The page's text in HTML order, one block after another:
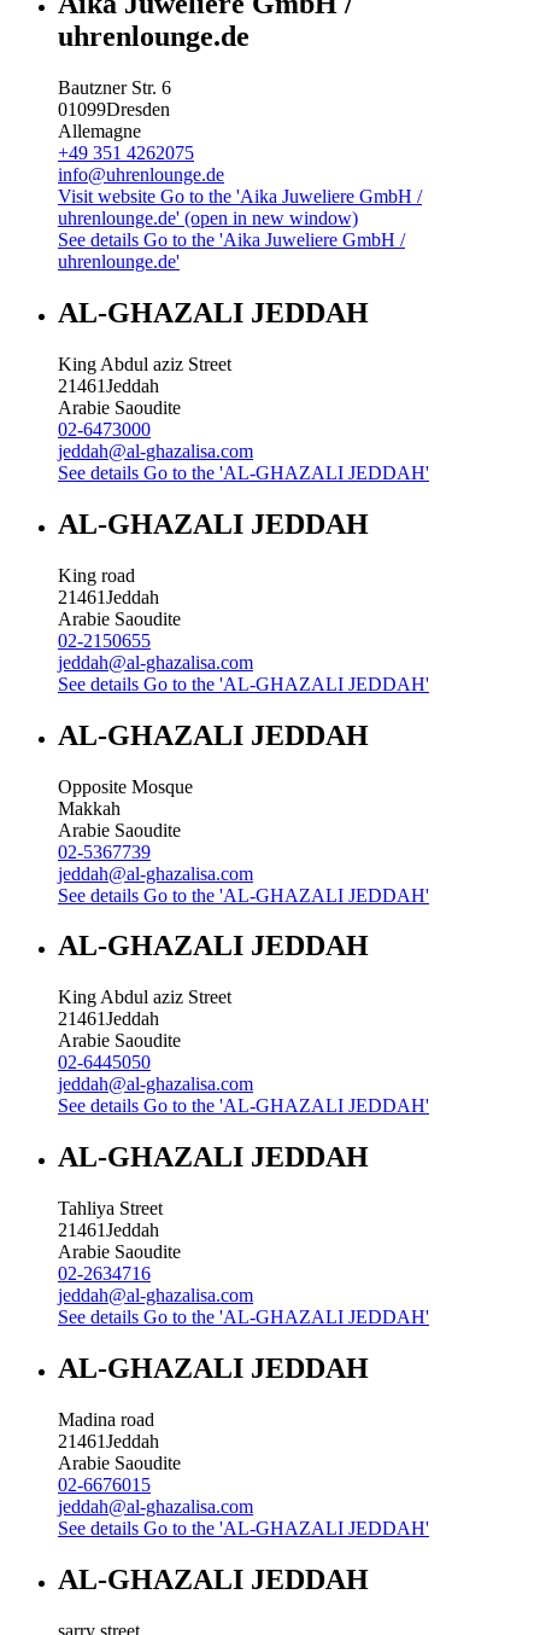
uhrenlounge.de
Bautzner Str. 6
01099Dresden
Allemagne
+49 351 4262075
info@uhrenlounge.de
Visit website Go to the 'Aika Juweliere GmbH /
uhrenlounge.de' (open in new window)
See details Go to the 'Aika Juweliere GmbH /
uhrenlounge.de'
AL-GHAZALI JEDDAH
King Abdul aziz Street
21461Jeddah
Arabie Saoudite
02-6473000
jeddah@al-ghazalisa.com
See details Go to the 'AL-GHAZALI JEDDAH'
AL-GHAZALI JEDDAH
King road
21461Jeddah
Arabie Saoudite
02-2150655
jeddah@al-ghazalisa.com
See details Go to the 'AL-GHAZALI JEDDAH'
AL-GHAZALI JEDDAH
Opposite Mosque
Makkah
Arabie Saoudite
02-5367739
jeddah@al-ghazalisa.com
See details Go to the 'AL-GHAZALI JEDDAH'
AL-GHAZALI JEDDAH
King Abdul aziz Street
21461Jeddah
Arabie Saoudite
02-6445050
jeddah@al-ghazalisa.com
See details Go to the 'AL-GHAZALI JEDDAH'
AL-GHAZALI JEDDAH
Tahliya Street
21461Jeddah
Arabie Saoudite
02-2634716
jeddah@al-ghazalisa.com
See details Go to the 'AL-GHAZALI JEDDAH'
AL-GHAZALI JEDDAH
Madina road
21461Jeddah
Arabie Saoudite
02-6676015
jeddah@al-ghazalisa.com
See details Go to the 'AL-GHAZALI JEDDAH'
AL-GHAZALI JEDDAH
sarry street